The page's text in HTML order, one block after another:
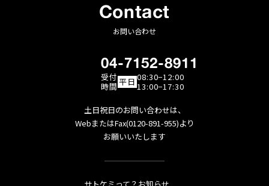
Contact
お問い合わせ
04-7152-8911
受付
時間平日 08:30−12:00
13:00−17:30
土日祝日のお問い合わせは、
WebまたはFax(0120-891-955)より
お願いいたします